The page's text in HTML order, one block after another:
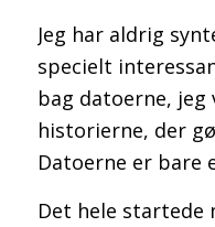
Jeg har aldrig
specielt
bag datoerne, jeg
historierne, der
Datoerne er bare
Det hele startede